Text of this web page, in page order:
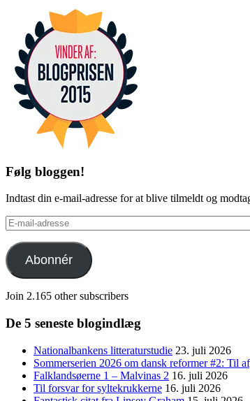
Følg bloggen!
Indtast din e-mail-adresse for at blive tilmeldt og
E-
mail-
adresse
Abonnér
Join 2.165 other subscribers
De 5 seneste blogindlæg
Nationalbankens litteraturstudie 23. juli 2026
Sommerserien 2026 om dansk reformer #2: Til
Falklandsøerne 1 – Malvinas 2 16. juli 2026
Til forsvar for syltekrukkerne 16. juli 2026